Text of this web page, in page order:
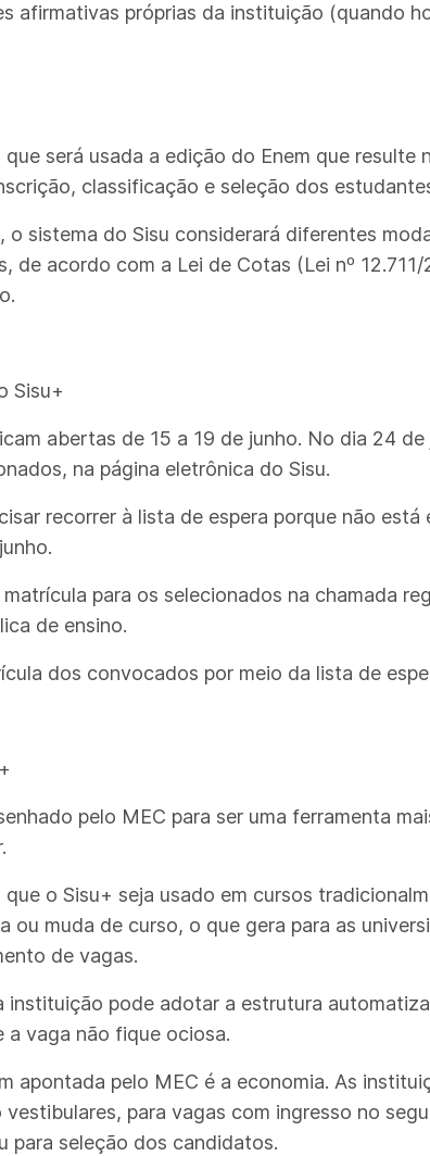
afirmativas próprias da instituição (quando
que será usada a edição do Enem que
classificação e seleção dos
o sistema do Sisu considerará diferentes
de acordo com a Lei de Cotas (Lei nº
Sisu+
abertas de 15 a 19 de junho. No dia 24
na página eletrônica do Sisu.
recorrer à lista de espera porque não
para os selecionados na chamada
de ensino.
dos convocados por meio da lista de
pelo MEC para ser uma ferramenta
que o Sisu+ seja usado em cursos
ou muda de curso, o que gera para as
de vagas.
instituição pode adotar a estrutura
a vaga não fique ociosa.
apontada pelo MEC é a economia. As
vestibulares, para vagas com ingresso no
para seleção dos candidatos.